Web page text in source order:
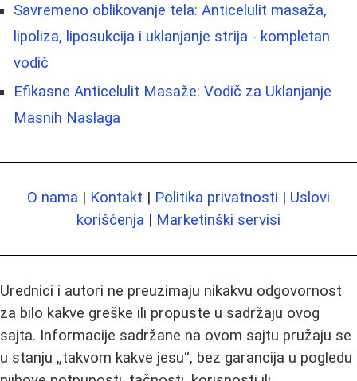
Savremeno oblikovanje tela: Anticelulit masaža,
lipoliza, liposukcija i uklanjanje strija - kompletan
vodič
Efikasne Anticelulit Masaže: Vodič za Uklanjanje
Masnih Naslaga
O nama | Kontakt | Politika privatnosti | Uslovi
korišćenja | Marketinški servisi
Urednici i autori ne preuzimaju nikakvu odgovornost
za bilo kakve greške ili propuste u sadržaju ovog
sajta. Informacije sadržane na ovom sajtu pružaju se
u stanju „takvom kakve jesu“, bez garancija u pogledu